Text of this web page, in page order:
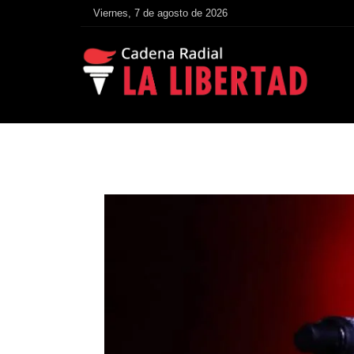
Viernes, 7 de agosto de 2026